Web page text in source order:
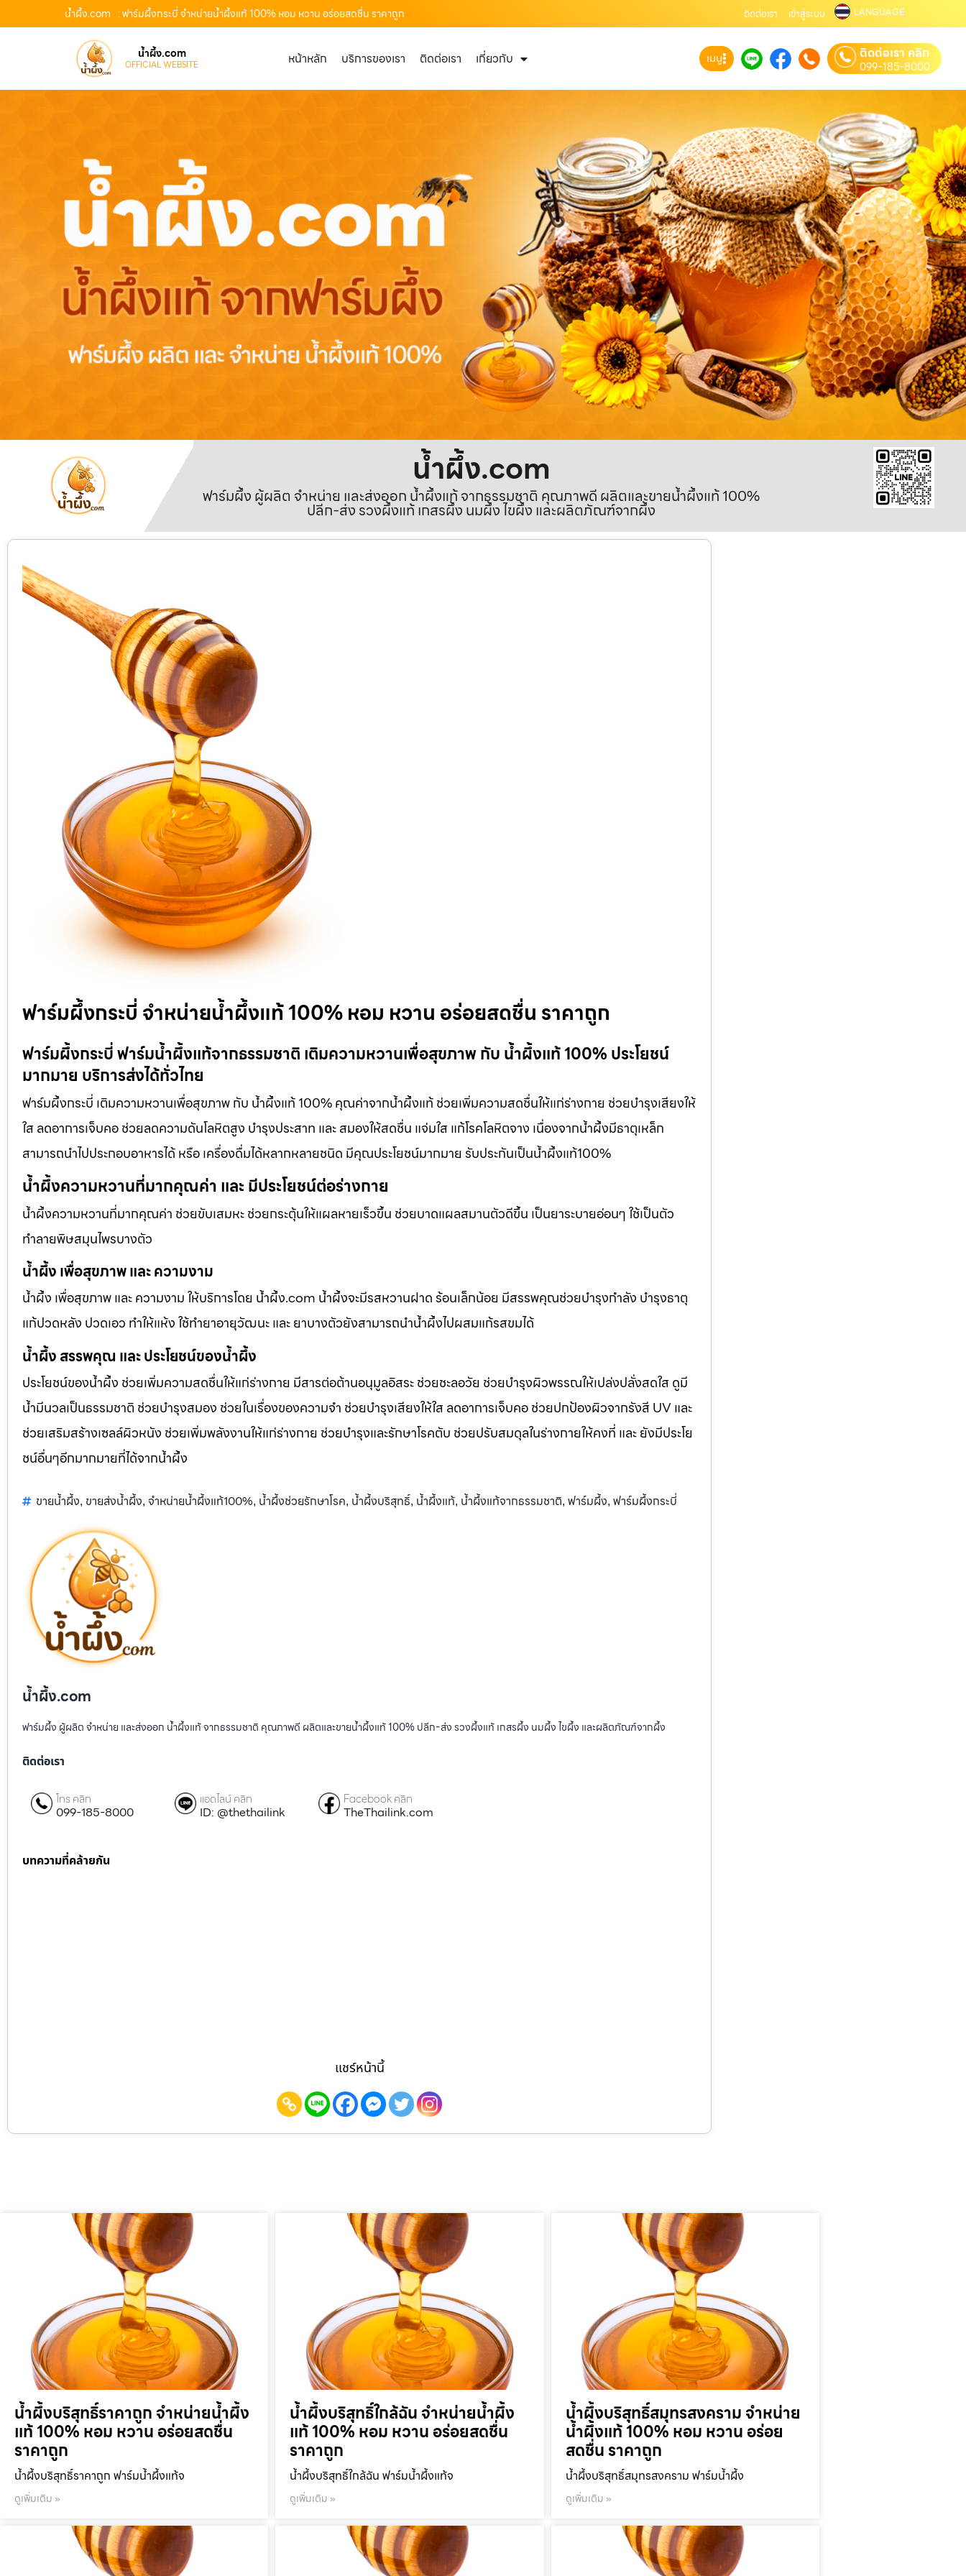
น้ำผึ้ง.com : ฟาร์มผึ้งกระบี่ จำหน่ายน้ำผึ้งแท้ 100% หอม หวาน อร่อยสดชื่น ราคาถูก ติดต่อเรา เข้าสู่ระบบ LANGUAGE
น้ำผึ้ง.com
OFFICIAL WEBSITE หน้าหลัก บริการของเรา ติดต่อเรา เกี่ยวกับ เมนู ติดต่อเรา คลิก
099-185-8000
น้ำผึ้ง.com
ฟาร์มผึ้ง ผู้ผลิต จำหน่าย และส่งออก น้ำผึ้งแท้ จากธรรมชาติ คุณภาพดี ผลิตและขายน้ำผึ้งแท้ 100%
ปลีก-ส่ง รวงผึ้งแท้ เกสรผึ้ง นมผึ้ง ไขผึ้ง และผลิตภัณฑ์จากผึ้ง
ฟาร์มผึ้งกระบี่ จำหน่ายน้ำผึ้งแท้ 100% หอม หวาน อร่อยสดชื่น ราคาถูก
ฟาร์มผึ้งกระบี่ ฟาร์มน้ำผึ้งแท้จากธรรมชาติ เติมความหวานเพื่อสุขภาพ กับ น้ำผึ้งแท้ 100% ประโยชน์
มากมาย บริการส่งได้ทั่วไทย
ฟาร์มผึ้งกระบี่ เติมความหวานเพื่อสุขภาพ กับ น้ำผึ้งแท้ 100% คุณค่าจากน้ำผึ้งแท้ ช่วยเพิ่มความสดชื่นให้แก่ร่างกาย ช่วยบำรุงเสียงให้
ใส ลดอาการเจ็บคอ ช่วยลดความดันโลหิตสูง บำรุงประสาท และ สมองให้สดชื่น แจ่มใส แก้โรคโลหิตจาง เนื่องจากน้ำผึ้งมีธาตุเหล็ก
สามารถนำไปประกอบอาหารได้ หรือ เครื่องดื่มได้หลากหลายชนิด มีคุณประโยชน์มากมาย รับประกันเป็นน้ำผึ้งแท้100%
น้ำผึ้งความหวานที่มากคุณค่า และ มีประโยชน์ต่อร่างกาย
น้ำผึ้งความหวานที่มากคุณค่า ช่วยขับเสมหะ ช่วยกระตุ้นให้แผลหายเร็วขึ้น ช่วยบาดแผลสมานตัวดีขึ้น เป็นยาระบายอ่อนๆ ใช้เป็นตัว
ทำลายพิษสมุนไพรบางตัว
น้ำผึ้ง เพื่อสุขภาพ และ ความงาม
น้ำผึ้ง เพื่อสุขภาพ และ ความงาม ให้บริการโดย น้ำผึ้ง.com น้ำผึ้งจะมีรสหวานฝาด ร้อนเล็กน้อย มีสรรพคุณช่วยบำรุงกำลัง บำรุงธาตุ
แก้ปวดหลัง ปวดเอว ทำให้แห้ง ใช้ทำยาอายุวัฒนะ และ ยาบางตัวยังสามารถนำน้ำผึ้งไปผสมแก้รสขมได้
น้ำผึ้ง สรรพคุณ และ ประโยชน์ของน้ำผึ้ง
ประโยชน์ของน้ำผึ้ง ช่วยเพิ่มความสดชื่นให้แก่ร่างกาย มีสารต่อต้านอนุมูลอิสระ ช่วยชะลอวัย ช่วยบำรุงผิวพรรณให้เปล่งปลั่งสดใส ดูมี
น้ำมีนวลเป็นธรรมชาติ ช่วยบำรุงสมอง ช่วยในเรื่องของความจำ ช่วยบำรุงเสียงให้ใส ลดอาการเจ็บคอ ช่วยปกป้องผิวจากรังสี UV และ
ช่วยเสริมสร้างเซลล์ผิวหนัง ช่วยเพิ่มพลังงานให้แก่ร่างกาย ช่วยบำรุงและรักษาโรคตับ ช่วยปรับสมดุลในร่างกายให้คงที่ และ ยังมีประโย
ชน์อื่นๆอีกมากมายที่ได้จากน้ำผึ้ง
ขายน้ำผึ้ง, ขายส่งน้ำผึ้ง, จำหน่ายน้ำผึ้งแท้100%, น้ำผึ้งช่วยรักษาโรค, น้ำผึ้งบริสุทธิ์, น้ำผึ้งแท้, น้ำผึ้งแท้จากธรรมชาติ, ฟาร์มผึ้ง, ฟาร์มผึ้งกระบี่
น้ำผึ้ง.com
ฟาร์มผึ้ง ผู้ผลิต จำหน่าย และส่งออก น้ำผึ้งแท้ จากธรรมชาติ คุณภาพดี ผลิตและขายน้ำผึ้งแท้ 100% ปลีก-ส่ง รวงผึ้งแท้ เกสรผึ้ง นมผึ้ง ไขผึ้ง และผลิตภัณฑ์จากผึ้ง
ติดต่อเรา
โทร คลิก
099-185-8000
แอดไลน์ คลิก
ID: @thethailink
Facebook คลิก
TheThailink.com
บทความที่คล้ายกัน
แชร์หน้านี้
น้ำผึ้งบริสุทธิ์ราคาถูก จำหน่ายน้ำผึ้ง
แท้ 100% หอม หวาน อร่อยสดชื่น
ราคาถูก
น้ำผึ้งบริสุทธิ์ราคาถูก ฟาร์มน้ำผึ้งแท้จ
ดูเพิ่มเติม »
น้ำผึ้งบริสุทธิ์ใกล้ฉัน จำหน่ายน้ำผึ้ง
แท้ 100% หอม หวาน อร่อยสดชื่น
ราคาถูก
น้ำผึ้งบริสุทธิ์ใกล้ฉัน ฟาร์มน้ำผึ้งแท้จ
ดูเพิ่มเติม »
น้ำผึ้งบริสุทธิ์สมุทรสงคราม จำหน่าย
น้ำผึ้งแท้ 100% หอม หวาน อร่อย
สดชื่น ราคาถูก
น้ำผึ้งบริสุทธิ์สมุทรสงคราม ฟาร์มน้ำผึ้ง
ดูเพิ่มเติม »